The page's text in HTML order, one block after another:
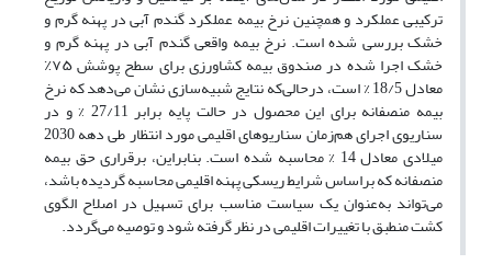
ترکیبی عملکرد و همچنین نرخ بیمه عملکرد گندم آبی در پهنه گرم و
خشک بررسی شده است. نرخ بیمه واقعی گندم آبی در پهنه گرم و
خشک اجرا شده در صندوق بیمه کشاورزی برای سطح پوشش ۷۵٪
معادل 18/5 % است، درحالی‌که نتایج شبیه‌سازی نشان می‌دهد که نرخ
بیمه منصفانه برای این محصول در حالت پایه برابر 27/11 % و در
سناریوی اجرای هم‌زمان سناریوهای اقلیمی مورد انتظار طی دهه 2030
میلادی معادل 14 % محاسبه شده است. بنابراین، برقراری حق بیمه
منصفانه که براساس شرایط ریسکی پهنه اقلیمی محاسبه گردیده باشد،
می‌تواند به‌عنوان یک سیاست مناسب برای تسهیل در اصلاح الگوی
کشت منطبق با تغییرات اقلیمی در نظر گرفته شود و توصیه می‌گردد.